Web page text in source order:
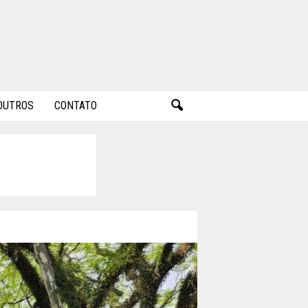
CONTATO